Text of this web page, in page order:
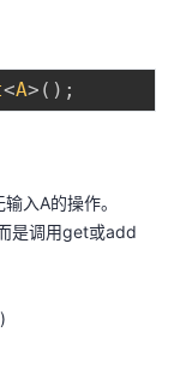
<A> ( ) ;
入A的操作。
是调用get或add